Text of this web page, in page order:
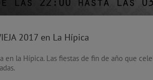
2017 en La Hípica
en la Hípica. Las fiestas de fin de año que